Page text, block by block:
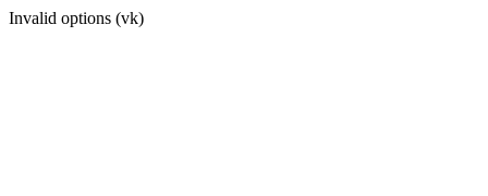
Invalid options (vk)